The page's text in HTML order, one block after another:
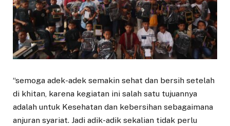
“semoga adek-adek semakin sehat dan bersih setelah
di khitan, karena kegiatan ini salah satu tujuannya
adalah untuk Kesehatan dan kebersihan sebagaimana
anjuran syariat. Jadi adik-adik sekalian tidak perlu